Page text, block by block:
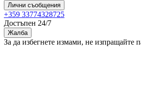
Лични съобщения
+359 33774328725
Достъпен 24/7
Жалба
За да избегнете измами, не изпращайте